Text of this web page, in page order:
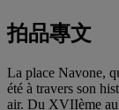
拍品專文
La place Navone,
été à travers son
air. Du XVIIème